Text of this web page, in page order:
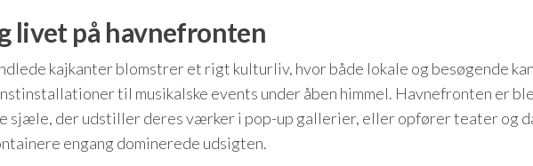
livet på havnefronten
kajkanter blomstrer et rigt kulturliv, hvor både lokale og besøgende kan
til musikalske events under åben himmel. Havnefronten er
sjæle, der udstiller deres værker i pop-up gallerier, eller opfører teater og
engang dominerede udsigten.